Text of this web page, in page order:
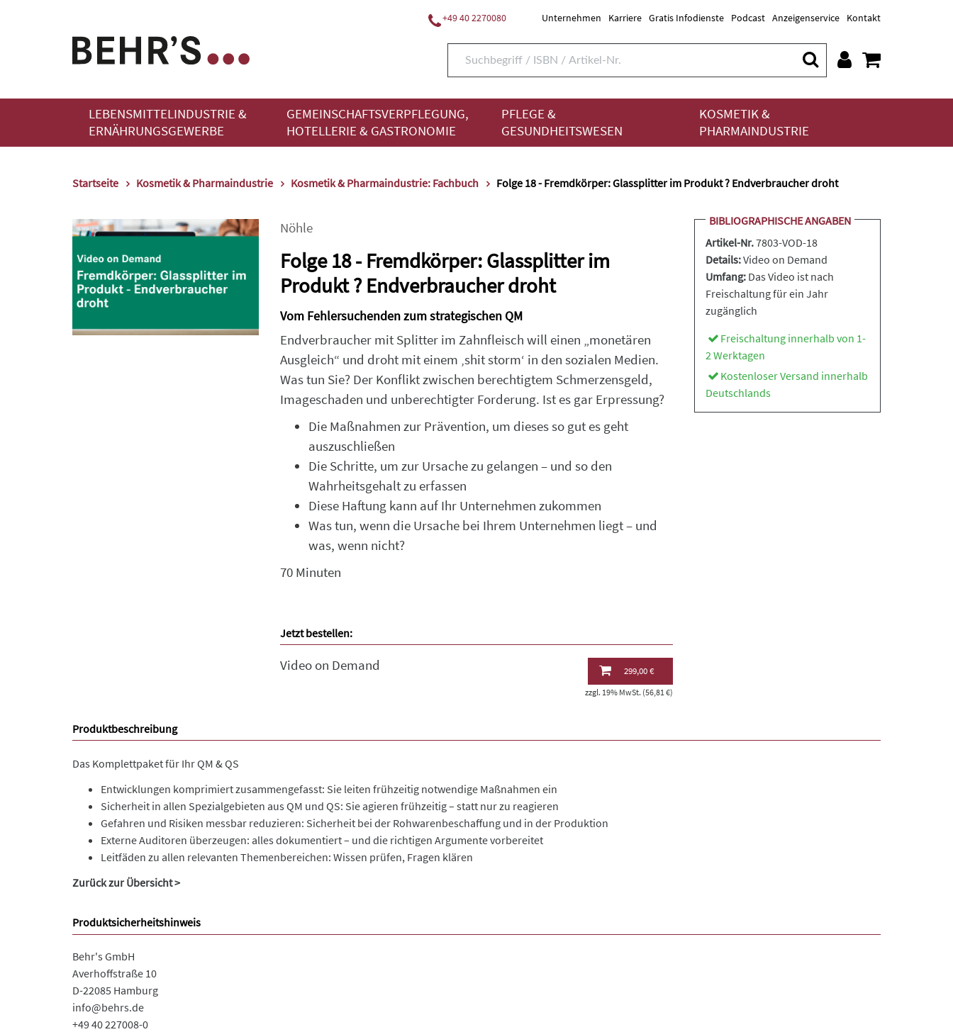
+49 40 2270080 Unternehmen Karriere Gratis Infodienste Podcast Anzeigenservice Kontakt
LEBENSMITTELINDUSTRIE &
ERNÄHRUNGSGEWERBE
GEMEINSCHAFTSVERPFLEGUNG,
HOTELLERIE & GASTRONOMIE
PFLEGE &
GESUNDHEITSWESEN
KOSMETIK &
PHARMAINDUSTRIE
Startseite Kosmetik & Pharmaindustrie Kosmetik & Pharmaindustrie: Fachbuch Folge 18 - Fremdkörper: Glassplitter im Produkt ? Endverbraucher droht
Nöhle
Folge 18 - Fremdkörper: Glassplitter im
Produkt ? Endverbraucher droht
Vom Fehlersuchenden zum strategischen QM
Endverbraucher mit Splitter im Zahnfleisch will einen „monetären
Ausgleich“ und droht mit einem ‚shit storm‘ in den sozialen Medien.
Was tun Sie? Der Konflikt zwischen berechtigtem Schmerzensgeld,
Imageschaden und unberechtigter Forderung. Ist es gar Erpressung?
Die Maßnahmen zur Prävention, um dieses so gut es geht
auszuschließen
Die Schritte, um zur Ursache zu gelangen – und so den
Wahrheitsgehalt zu erfassen
Diese Haftung kann auf Ihr Unternehmen zukommen
Was tun, wenn die Ursache bei Ihrem Unternehmen liegt – und
was, wenn nicht?
70 Minuten
BIBLIOGRAPHISCHE ANGABEN
Artikel-Nr.7803-VOD-18
Details:Video on Demand
Umfang: Das Video ist nach
Freischaltung für ein Jahr
zugänglich
Freischaltung innerhalb von 1-
2 Werktagen
Kostenloser Versand innerhalb
Deutschlands
Jetzt bestellen:
Video on Demand 299,00 €
zzgl. 19% MwSt. (56,81 €)
Produktbeschreibung
Das Komplettpaket für Ihr QM & QS
Entwicklungen komprimiert zusammengefasst: Sie leiten frühzeitig notwendige Maßnahmen ein
Sicherheit in allen Spezialgebieten aus QM und QS: Sie agieren frühzeitig – statt nur zu reagieren
Gefahren und Risiken messbar reduzieren: Sicherheit bei der Rohwarenbeschaffung und in der Produktion
Externe Auditoren überzeugen: alles dokumentiert – und die richtigen Argumente vorbereitet
Leitfäden zu allen relevanten Themenbereichen: Wissen prüfen, Fragen klären
Zurück zur Übersicht >
Produktsicherheitshinweis
Behr's GmbH
Averhoffstraße 10
D-22085 Hamburg
info@behrs.de
+49 40 227008-0